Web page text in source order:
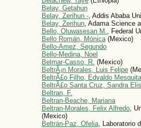
Belay, Getahun
Belay, Zerihun -, Addis Ababa
Belay, Zerihun, Adama Science
Bello, Oluwasesan M., Federal
Bello Román, Mónica(Mexico)
Bello-Amez, Segundo
Bello-Medina, Noel
Belmar-Casso, R. (Mexico)
BeltrÃ¡n Morales, Luis Felipe
BeltrÃ£o Filho, Edvaldo Mesquita
BeltrÃ£o Santa Cruz, Sandra
Beltran, F.
Beltran-Beache, Mariana
Beltran-Morales, Felix Alfredo,
(Mexico)
Beltrán-Paz, Ofelia, Laboratorio